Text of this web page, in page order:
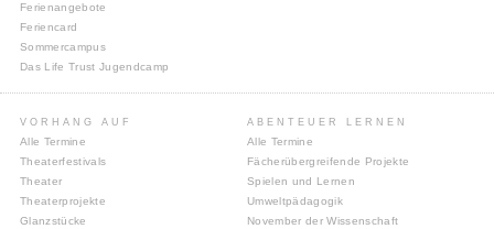
Ferienangebote
Feriencard
Sommercampus
Das Life Trust Jugendcamp
VORHANG AUF
Alle Termine
Theaterfestivals
Theater
Theaterprojekte
Glanzstücke
ABENTEUER LERNEN
Alle Termine
Fächerübergreifende Projekte
Spielen und Lernen
Umweltpädagogik
November der Wissenschaft